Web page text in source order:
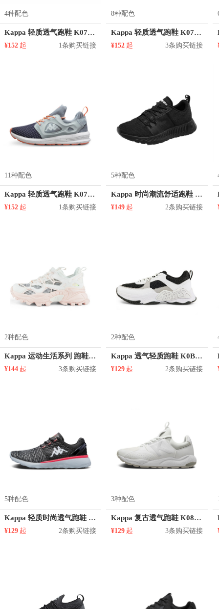
4种配色
Kappa 轻质透气跑鞋 K0715MQ83D
¥152 起 1条购买链接
8种配色
Kappa 轻质透气跑鞋 K0755MQ86
¥152 起 3条购买链接
11种配色
Kappa 轻质透气跑鞋 K0725MQ87D
¥152 起 1条购买链接
5种配色
Kappa 时尚潮流舒适跑鞋 K0AW5MQ33
¥149 起 2条购买链接
2种配色
Kappa 运动生活系列 跑鞋 K0BX5MC06
¥144 起 3条购买链接
2种配色
Kappa 透气轻质跑鞋 K0B25MQ11V
¥129 起 2条购买链接
5种配色
Kappa 轻质时尚透气跑鞋 K0765MQ62
¥129 起 2条购买链接
3种配色
Kappa 复古透气跑鞋 K0815MM37D
¥129 起 3条购买链接